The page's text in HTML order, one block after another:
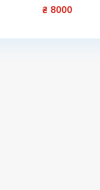
₴ 8000